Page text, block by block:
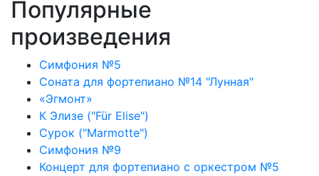
Популярные
произведения
Симфония №5
Соната для фортепиано №14 "Лунная"
«Эгмонт»
К Элизе ("Für Elise")
Сурок ("Marmotte")
Симфония №9
Концерт для фортепиано с оркестром №5